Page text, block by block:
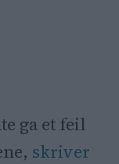
ga et feil
skriver